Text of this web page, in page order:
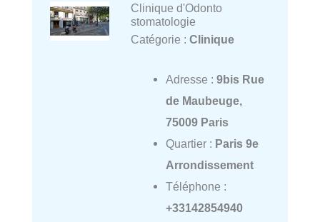
Clinique d'Odonto
stomatologie
Catégorie : Clinique
Adresse : 9bis Rue
de Maubeuge,
75009 Paris
Quartier : Paris 9e
Arrondissement
Téléphone :
+33142854940